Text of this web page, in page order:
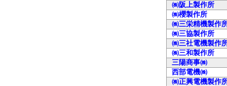
㈱阪上製作所
㈱櫻製作所
㈱三栄精機製作
㈱三協製作所
㈱三社電機製作
㈱三和製作所
三陽商事㈱
西部電機㈱
㈱正興電機製作